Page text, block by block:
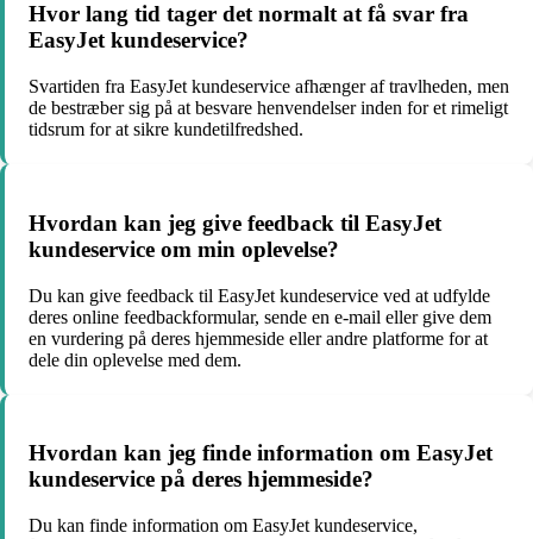
Hvor lang tid tager det normalt at få svar fra
EasyJet kundeservice?
Svartiden fra EasyJet kundeservice afhænger af travlheden, men
de bestræber sig på at besvare henvendelser inden for et rimeligt
tidsrum for at sikre kundetilfredshed.
Hvordan kan jeg give feedback til EasyJet
kundeservice om min oplevelse?
Du kan give feedback til EasyJet kundeservice ved at udfylde
deres online feedbackformular, sende en e-mail eller give dem
en vurdering på deres hjemmeside eller andre platforme for at
dele din oplevelse med dem.
Hvordan kan jeg finde information om EasyJet
kundeservice på deres hjemmeside?
Du kan finde information om EasyJet kundeservice,